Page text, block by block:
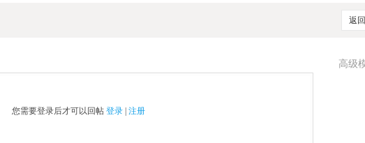
返
高级
您需要登录后才可以回帖 登录 注册